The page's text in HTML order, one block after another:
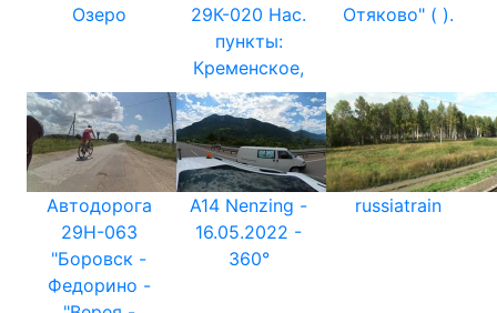
Озеро
29К-020 Нас.
пункты:
Кременское,
Отяково" ( ).
Автодорога
29Н-063
"Боровск -
Федорино -
A14 Nenzing -
16.05.2022 -
360°
russiatrain